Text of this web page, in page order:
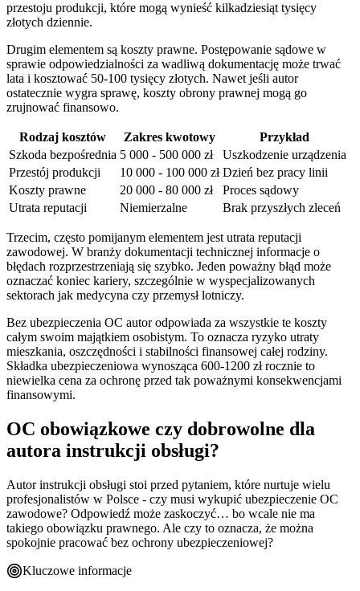
przestoju produkcji, które mogą wynieść kilkadziesiąt tysięcy
złotych dziennie.
Drugim elementem są koszty prawne. Postępowanie sądowe w
sprawie odpowiedzialności za wadliwą dokumentację może trwać
lata i kosztować 50-100 tysięcy złotych. Nawet jeśli autor
ostatecznie wygra sprawę, koszty obrony prawnej mogą go
zrujnować finansowo.
Rodzaj kosztów Zakres kwotowy
Przykład
Szkoda bezpośrednia 5 000 - 500 000 zł
Uszkodzenie urządzenia
Przestój produkcji
10 000 - 100 000 zł Dzień bez pracy linii
Koszty prawne
20 000 - 80 000 zł
Proces sądowy
Utrata reputacji
Niemierzalne Brak przyszłych zleceń
Trzecim, często pomijanym elementem jest utrata reputacji
zawodowej. W branży dokumentacji technicznej informacje o
błędach rozprzestrzeniają się szybko. Jeden poważny błąd może
oznaczać koniec kariery, szczególnie w wyspecjalizowanych
sektorach jak medycyna czy przemysł lotniczy.
Bez ubezpieczenia OC autor odpowiada za wszystkie te koszty
całym swoim majątkiem osobistym. To oznacza ryzyko utraty
mieszkania, oszczędności i stabilności finansowej całej rodziny.
Składka ubezpieczeniowa wynosząca 600-1200 zł rocznie to
niewielka cena za ochronę przed tak poważnymi konsekwencjami
finansowymi.
OC obowiązkowe czy dobrowolne dla
autora instrukcji obsługi?
Autor instrukcji obsługi stoi przed pytaniem, które nurtuje wielu
profesjonalistów w Polsce - czy musi wykupić ubezpieczenie OC
zawodowe? Odpowiedź może zaskoczyć… bo wcale nie ma
takiego obowiązku prawnego. Ale czy to oznacza, że można
spokojnie pracować bez ochrony ubezpieczeniowej?
Kluczowe informacje